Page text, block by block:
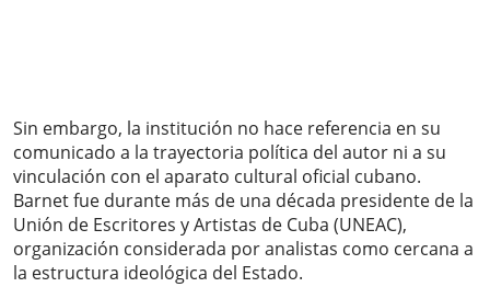
Sin embargo, la institución no hace referencia en su
comunicado a la trayectoria política del autor ni a su
vinculación con el aparato cultural oficial cubano.
Barnet fue durante más de una década presidente de la
Unión de Escritores y Artistas de Cuba (UNEAC),
organización considerada por analistas como cercana a
la estructura ideológica del Estado.